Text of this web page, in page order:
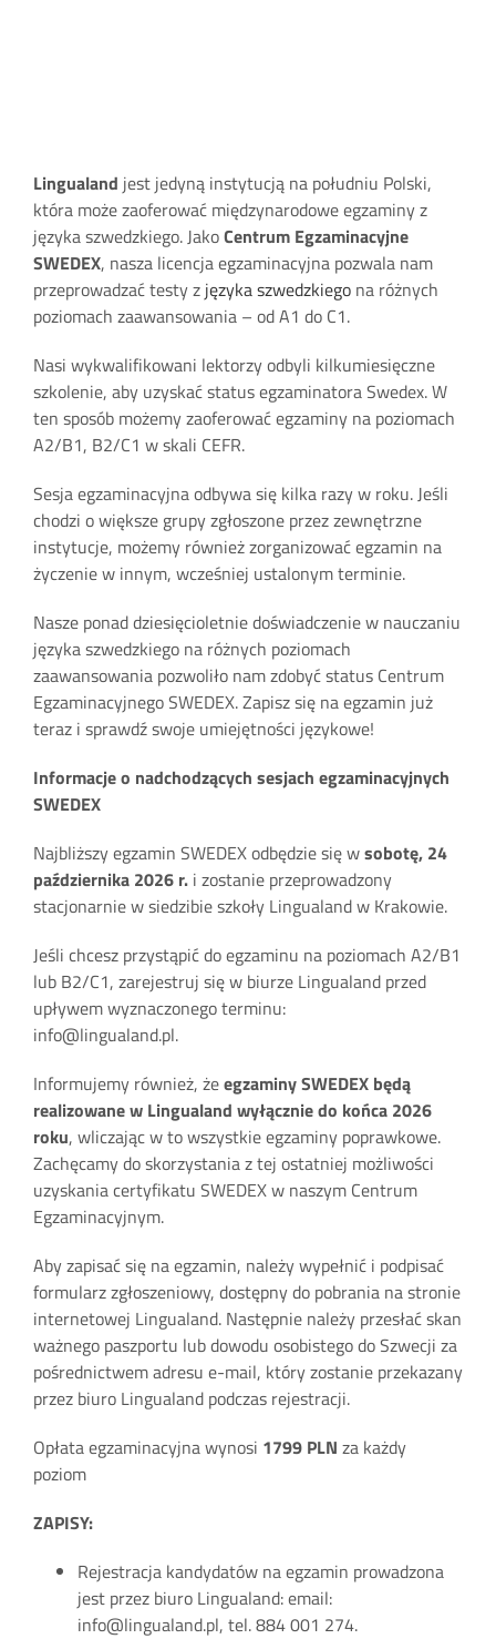
Lingualand jest jedyną instytucją na południu Polski,
która może zaoferować międzynarodowe egzaminy z
języka szwedzkiego. JakoCentrum Egzaminacyjne
SWEDEX, nasza licencja egzaminacyjna pozwala nam
przeprowadzać testy z języka szwedzkiegona różnych
poziomach zaawansowania – od A1 do C1.
Nasi wykwalifikowani lektorzy odbyli kilkumiesięczne
szkolenie, aby uzyskać status egzaminatora Swedex. W
ten sposób możemy zaoferować egzaminy na poziomach
A2/B1, B2/C1 w skali CEFR.
Sesja egzaminacyjna odbywa się kilka razy w roku. Jeśli
chodzi o większe grupy zgłoszone przez zewnętrzne
instytucje, możemy również zorganizować egzamin na
życzenie w innym, wcześniej ustalonym terminie.
Nasze ponad dziesięcioletnie doświadczenie w nauczaniu
języka szwedzkiego na różnych poziomach
zaawansowania pozwoliło nam zdobyć status Centrum
Egzaminacyjnego SWEDEX. Zapisz się na egzamin już
teraz i sprawdź swoje umiejętności językowe!
Informacje o nadchodzących sesjach egzaminacyjnych
SWEDEX
Najbliższy egzamin SWEDEX odbędzie się wsobotę, 24
października 2026 r.i zostanie przeprowadzony
stacjonarnie w siedzibie szkoły Lingualand w Krakowie.
Jeśli chcesz przystąpić do egzaminu na poziomach A2/B1
lub B2/C1, zarejestruj się w biurze Lingualand przed
upływem wyznaczonego terminu:
info@lingualand.pl.
Informujemy również, żeegzaminy SWEDEX będą
realizowane w Lingualand wyłącznie do końca 2026
roku, wliczając w to wszystkie egzaminy poprawkowe.
Zachęcamy do skorzystania z tej ostatniej możliwości
uzyskania certyfikatu SWEDEX w naszym Centrum
Egzaminacyjnym.
Aby zapisać się na egzamin, należy wypełnić i podpisać
formularz zgłoszeniowy, dostępny do pobrania na stronie
internetowej Lingualand. Następnie należy przesłać skan
ważnego paszportu lub dowodu osobistego do Szwecji za
pośrednictwem adresu e-mail, który zostanie przekazany
przez biuro Lingualand podczas rejestracji.
Opłata egzaminacyjna wynosi 1799 PLN za każdy
poziom
ZAPISY:
Rejestracja kandydatów na egzamin prowadzona
jest przez biuro Lingualand: email:
info@lingualand.pl, tel. 884 001 274.